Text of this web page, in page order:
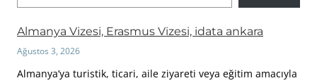
Almanya Vizesi, Erasmus Vizesi, idata ankara
Ağustos 3, 2026
Almanya’ya turistik, ticari, aile ziyareti veya eğitim amacıyla